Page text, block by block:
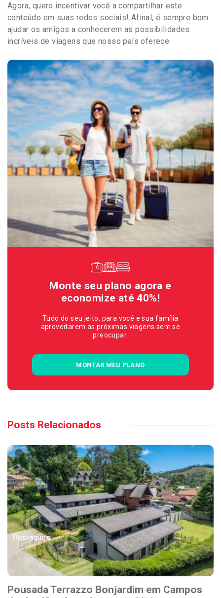
Agora, quero incentivar você a compartilhar este
conteúdo em suas redes sociais! Afinal, é sempre bom
ajudar os amigos a conhecerem as possibilidades
incríveis de viagens que nosso país oferece.
Monte seu plano agora e
economize até 40%!
Tudo do seu jeito, para você e sua família
aproveitarem as próximas viagens sem se
preocupar.
MONTAR MEU PLANO
Posts Relacionados
Destaques
Pousada Terrazzo Bonjardim em Campos